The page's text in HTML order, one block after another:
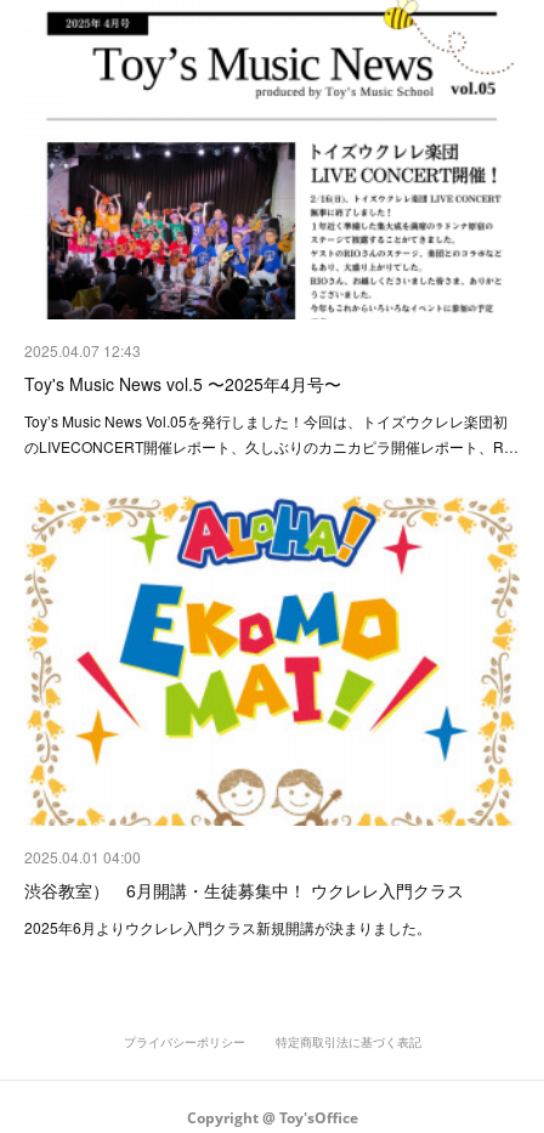
2025.04.07 12:43
Toy's Music News vol.5 〜2025年4月号〜
Toy’s Music News Vol.05を発行しました！今回は、トイズウクレレ楽団初
のLIVECONCERT開催レポート、久しぶりのカニカピラ開催レポート、R…
2025.04.01 04:00
渋谷教室） 6月開講・生徒募集中！ ウクレレ入門クラス
2025年6月よりウクレレ入門クラス新規開講が決まりました。
プライバシーポリシー 特定商取引法に基づく表記
Copyright @ Toy'sOffice